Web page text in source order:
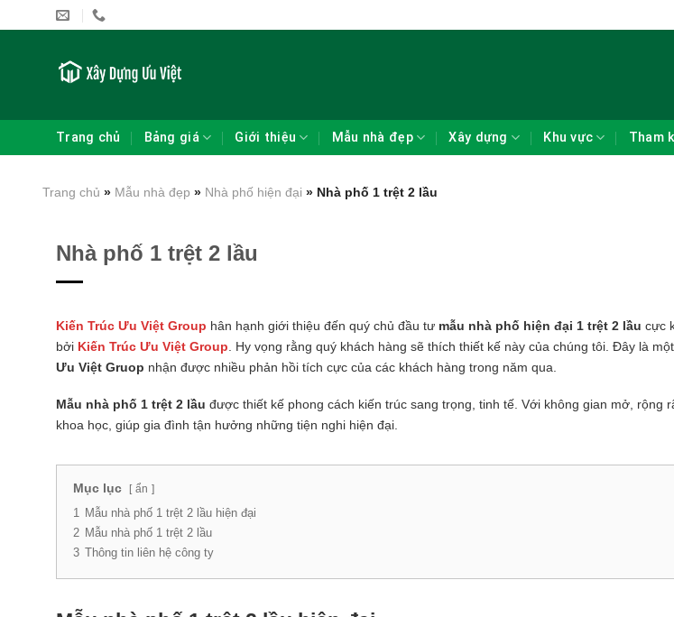
to
Trang chủ Bảng giá Giới thiệu Mẫu nhà đẹp Xây dựng Khu vực Tham
Trang chủ » Mẫu nhà đẹp » Nhà phố hiện đại » Nhà phố 1 trệt 2 lầu
Nhà phố 1 trệt 2 lầu
Kiến Trúc Ưu Việt Group hân hạnh giới thiệu đến quý chủ đầu tư mẫu nhà phố hiện đại 1 trệt 2 lầu cực
bởi Kiến Trúc Ưu Việt Group . Hy vọng rằng quý khách hàng sẽ thích thiết kế này của chúng tôi. Đây là
Ưu Việt Gruop nhận được nhiều phản hồi tích cực của các khách hàng trong năm qua.
Mẫu nhà phố 1 trệt 2 lầu được thiết kế phong cách kiến trúc sang trọng, tinh tế. Với không gian mở, rộng
khoa học, giúp gia đình tận hưởng những tiện nghi hiện đại.
Mục lục ẩn
1 Mẫu nhà phố 1 trệt 2 lầu hiện đại
2 Mẫu nhà phố 1 trệt 2 lầu
3 Thông tin liên hệ công ty